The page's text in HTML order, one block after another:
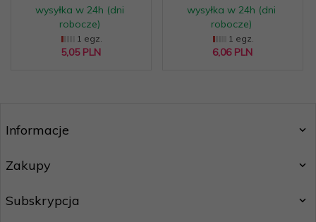
wysyłka w 24h (dni
robocze)
1 egz.
5,05 PLN
wysyłka w 24h (dni
robocze)
1 egz.
6,06 PLN
Informacje
Zakupy
Subskrypcja